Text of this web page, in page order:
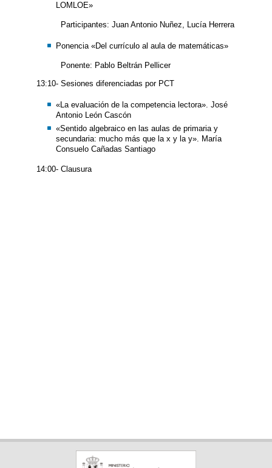
LOMLOE»
Participantes: Juan Antonio Nuñez, Lucía Herrera
Ponencia «Del currículo al aula de matemáticas»
Ponente: Pablo Beltrán Pellicer
13:10- Sesiones diferenciadas por PCT
«La evaluación de la competencia lectora». José
Antonio León Cascón
«Sentido algebraico en las aulas de primaria y
secundaria: mucho más que la x y la y». María
Consuelo Cañadas Santiago
14:00- Clausura